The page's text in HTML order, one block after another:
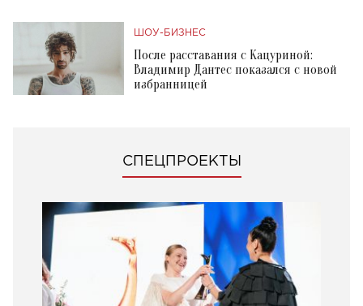
ШОУ-БИЗНЕС
После расставания с Кацуриной:
Владимир Дантес показался с новой
избранницей
СПЕЦПРОЕКТЫ